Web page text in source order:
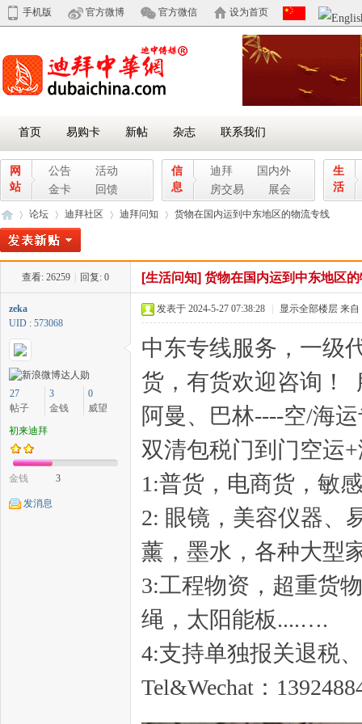
手机版 官方微博 官方微信 设为首页
首页 易购卡 新帖 杂志 联系我们
网
站
公告
活动
金卡
回馈
信
息
迪拜
国内外
房交易
展会
生
活
论坛
›
迪拜社区
›
迪拜问知
›
货物在国内运到中东地区的物流专线
查看: 26259 回复: 0 [生活问知] 货物在国内运到中东地区
zeka
UID : 573068
27
帖子
3
金钱
0
威望
初来迪拜
金钱 3
发消息
发表于 2024-5-27 07:38:28 显示全部楼层 来自
中东专线服务，一级
货，有货欢迎咨询！
阿曼、巴林----空/海
双清包税门到门空运
1:普货，电商货，敏
2: 眼镜，美容仪器、
薰，墨水，各种大型
3:工程物资，超重货
绳，太阳能板....….
4:支持单独报关退税
Tel&Wechat：